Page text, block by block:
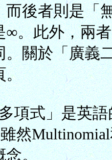
而後者則是「
∞。此外，兩
。關於「廣義
。
項式」是英
然
念。